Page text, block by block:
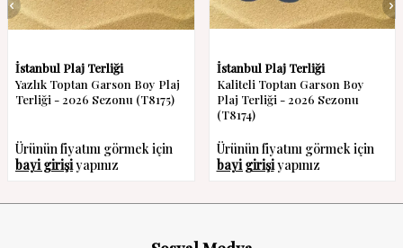
İstanbul Plaj Terliği
Yazlık Toptan Garson Boy Plaj
Terliği - 2026 Sezonu (T8175)
Ürünün fiyatını görmek için
bayi girişiyapınız
İstanbul Plaj Terliği
Kaliteli Toptan Garson Boy
Plaj Terliği - 2026 Sezonu
(T8174)
Ürünün fiyatını görmek için
bayi girişiyapınız